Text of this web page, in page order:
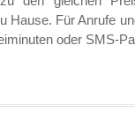
Hause. Für Anrufe
oder SMS-